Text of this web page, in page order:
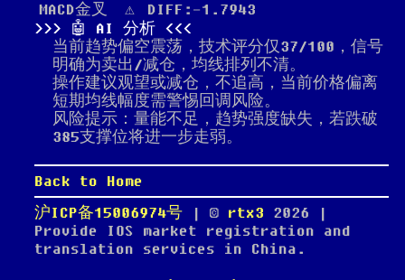
MACD金叉
⚠️
DIFF:-1.7943
🤖 AI 分析
当前趋势偏空震荡，技术评分仅37/100，信号
明确为卖出/减仓，均线排列不清。
操作建议观望或减仓，不追高，当前价格偏离
短期均线幅度需警惕回调风险。
风险提示：量能不足，趋势强度缺失，若跌破
385支撑位将进一步走弱。
Back to Home
沪ICP备15006974号 | © rtx3 2026 |
Provide IOS market registration and
translation services in China.